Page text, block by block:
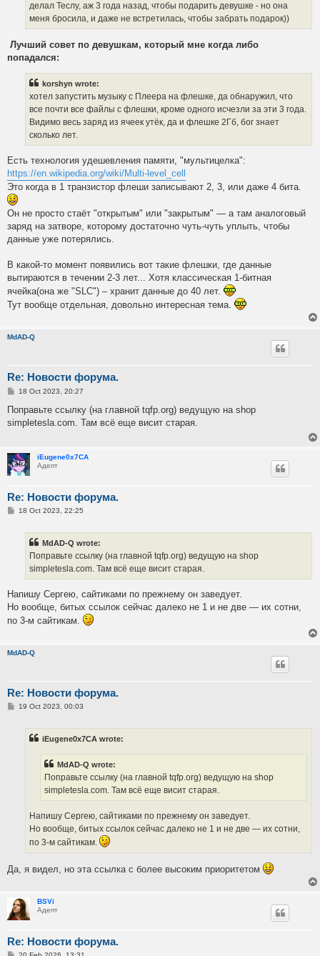
делал Теслу, аж 3 года назад, чтобы подарить девушке - но она
меня бросила, и даже не встретилась, чтобы забрать подарок))
Лучший совет по девушкам, который мне когда либо
попадался:
korshyn wrote:
хотел запустить музыку с Плеера на флешке, да обнаружил, что
все почти все файлы с флешки, кроме одного исчезли за эти 3 года.
Видимо весь заряд из ячеек утёк, да и флешке 2Гб, бог знает
сколько лет.
Есть технология удешевления памяти, "мультицелка":
https://en.wikipedia.org/wiki/Multi-level_cell
Это когда в 1 транзистор флеши записывают 2, 3, или даже 4 бита.
Он не просто стаёт "открытым" или "закрытым" — а там аналоговый
заряд на затворе, которому достаточно чуть-чуть уплыть, чтобы
данные уже потерялись.
В какой-то момент появились вот такие флешки, где данные
вытираются в течении 2-3 лет... Хотя классическая 1-битная
ячейка(она же "SLC") – хранит данные до 40 лет.
Тут вообще отдельная, довольно интересная тема.
MdAD-Q
Re: Новости форума.
P
s
18 Oct 2023, 20:27
Поправьте ссылку (на главной tqfp.org) ведущую на shop
simpletesla.com. Там всё еще висит старая.
iEugene0x7CA
Адепт
Re: Новости форума.
P18 Oct 2023, 22:25
MdAD-Q wrote:
Поправьте ссылку (на главной tqfp.org) ведущую на shop
simpletesla.com. Там всё еще висит старая.
Напишу Сергею, сайтиками по прежнему он заведует.
Но вообще, битых ссылок сейчас далеко не 1 и не две — их сотни,
по 3-м сайтикам.
MdAD-Q
Re: Новости форума.
P19 Oct 2023, 00:03
iEugene0x7CA wrote:
MdAD-Q wrote:
Поправьте ссылку (на главной tqfp.org) ведущую на shop
simpletesla.com. Там всё еще висит старая.
Напишу Сергею, сайтиками по прежнему он заведует.
Но вообще, битых ссылок сейчас далеко не 1 и не две — их сотни,
по 3-м сайтикам.
Да, я видел, но эта ссылка с более высоким приоритетом
BSVi
Адепт
Re: Новости форума.
P